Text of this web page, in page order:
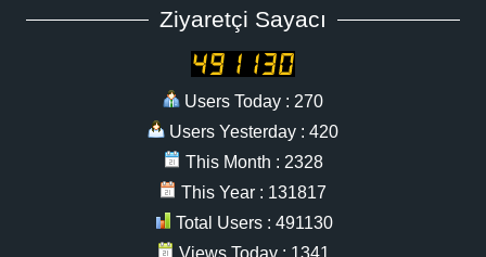
Ziyaretçi Sayacı
Users Today : 270
Users Yesterday : 420
This Month : 2328
This Year : 131817
Total Users : 491130